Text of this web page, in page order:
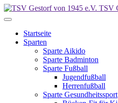
TSV
Startseite
Sparten
Sparte Aikido
Sparte Badminton
Sparte Fußball
Jugendfußball
Herrenfußball
Sparte Gesundheitssport